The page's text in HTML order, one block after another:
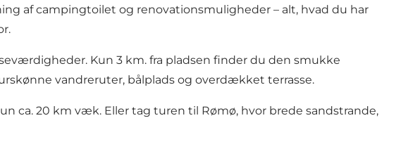
af campingtoilet og renovationsmuligheder – alt, hvad du har
Kun 3 km. fra pladsen finder du den smukke
vandreruter, bålplads og overdækket terrasse.
ca. 20 km væk. Eller tag turen til Rømø, hvor brede sandstrande,